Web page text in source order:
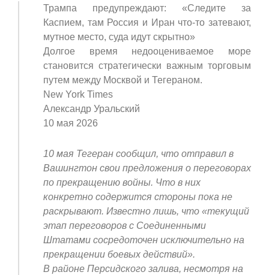
Трампа предупреждают: «Следите за
Каспием, там Россия и Иран что-то затевают,
мутное место, суда идут скрытно»
Долгое время недооцениваемое море
становится стратегически важным торговым
путем между Москвой и Тегераном.
New York Times
Александр Уральский
10 мая 2026
10 мая Тегеран сообщил, что отправил в
Вашингтон свои предложения о переговорах
по прекращению войны. Что в них
конкретно содержится стороны пока не
раскрывают. Известно лишь, что «текущий
этап переговоров с Соединенными
Штатами сосредоточен исключительно на
прекращении боевых действий».
В районе Персидского залива, несмотря на